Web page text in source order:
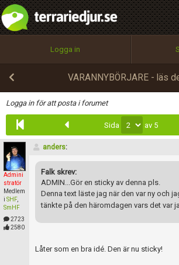
Logga in
VARANNYBÖRJARE - läs
Logga in för att posta i forumet
Sida av 5
Admini
stratör
Medlem
i SHF,
SmHF
2723
2580
anders:
Falk skrev:
ADMIN...Gör en sticky av denna pls.
Denna text läste jag när den var ny och
tänkte på den häromdagen vars det var
Låter som en bra idé. Den är nu sticky!
Infoga
Utför
100%
OK
integritetspolicy
Namn:
Epost:
Användarnamn:
Lösenord:
Begär nytt lösenord